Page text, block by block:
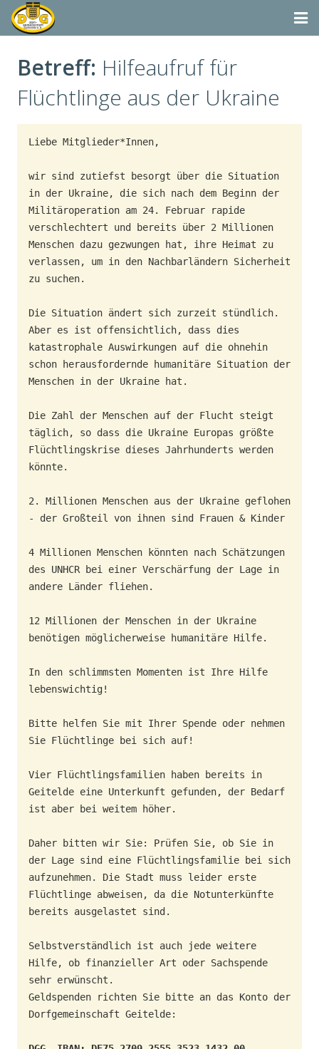
Dorfgemeinschaft & Co.
Suchen
Vereine & Organisationen
Betreff: Hilfeaufruf für
Flüchtlinge aus der Ukraine
Liebe Mitglieder*Innen,
wir sind zutiefst besorgt über die Situation
in der Ukraine, die sich nach dem Beginn der
Militäroperation am 24. Februar rapide
verschlechtert und bereits über 2 Millionen
Menschen dazu gezwungen hat, ihre Heimat zu
verlassen, um in den Nachbarländern Sicherheit
zu suchen.
Die Situation ändert sich zurzeit stündlich.
Aber es ist offensichtlich, dass dies
katastrophale Auswirkungen auf die ohnehin
schon herausfordernde humanitäre Situation der
Menschen in der Ukraine hat.
Die Zahl der Menschen auf der Flucht steigt
täglich, so dass die Ukraine Europas größte
Flüchtlingskrise dieses Jahrhunderts werden
könnte.
2. Millionen Menschen aus der Ukraine geflohen
- der Großteil von ihnen sind Frauen & Kinder
4 Millionen Menschen könnten nach Schätzungen
des UNHCR bei einer Verschärfung der Lage in
andere Länder fliehen.
12 Millionen der Menschen in der Ukraine
benötigen möglicherweise humanitäre Hilfe.
In den schlimmsten Momenten ist Ihre Hilfe
lebenswichtig!
Bitte helfen Sie mit Ihrer Spende oder nehmen
Sie Flüchtlinge bei sich auf!
Vier Flüchtlingsfamilien haben bereits in
Geitelde eine Unterkunft gefunden, der Bedarf
ist aber bei weitem höher.
Daher bitten wir Sie: Prüfen Sie, ob Sie in
der Lage sind eine Flüchtlingsfamilie bei sich
aufzunehmen. Die Stadt muss leider erste
Flüchtlinge abweisen, da die Notunterkünfte
bereits ausgelastet sind.
Selbstverständlich ist auch jede weitere
Hilfe, ob finanzieller Art oder Sachspende
sehr erwünscht.
Geldspenden richten Sie bitte an das Konto der
Dorfgemeinschaft Geitelde: